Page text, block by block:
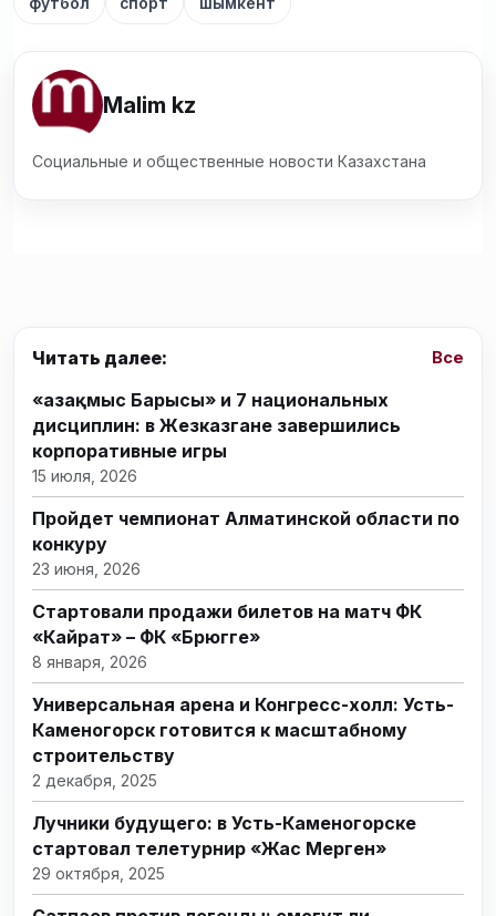
футбол спорт шымкент
Malim kz
Социальные и общественные новости Казахстана
Читать далее: Все
«Қазақмыс Барысы» и 7 национальных
дисциплин: в Жезказгане завершились
корпоративные игры
15 июля, 2026
Пройдет чемпионат Алматинской области по
конкуру
23 июня, 2026
Стартовали продажи билетов на матч ФК
«Кайрат» – ФК «Брюгге»
8 января, 2026
Универсальная арена и Конгресс-холл: Усть-
Каменогорск готовится к масштабному
строительству
2 декабря, 2025
Лучники будущего: в Усть-Каменогорске
стартовал телетурнир «Жас Мерген»
29 октября, 2025